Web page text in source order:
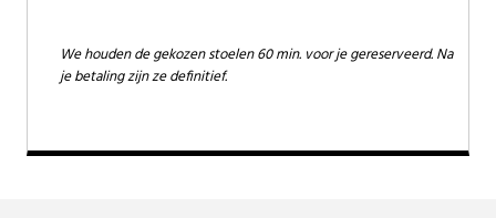
We houden de gekozen stoelen 60 min. voor je gereserveerd. Na
je betaling zijn ze definitief.